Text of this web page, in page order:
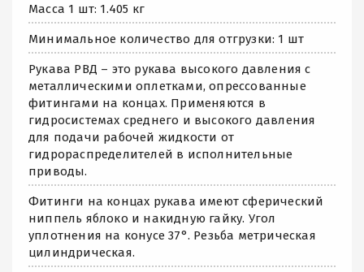
Масса 1 шт: 1.405 кг
Минимальное количество для отгрузки: 1 шт
Рукава РВД – это рукава высокого давления с
металлическими оплетками, опрессованные
фитингами на концах. Применяются в
гидросистемах среднего и высокого давления
для подачи рабочей жидкости от
гидрораспределителей в исполнительные
приводы.
Фитинги на концах рукава имеют сферический
ниппель яблоко и накидную гайку. Угол
уплотнения на конусе 37°. Резьба метрическая
цилиндрическая.